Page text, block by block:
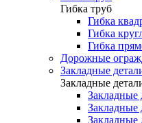
Гибка труб
Гибка
Гибка
Гибка
Дорожные
Закладные
Закладные
Закладные
Закладные
Закладные